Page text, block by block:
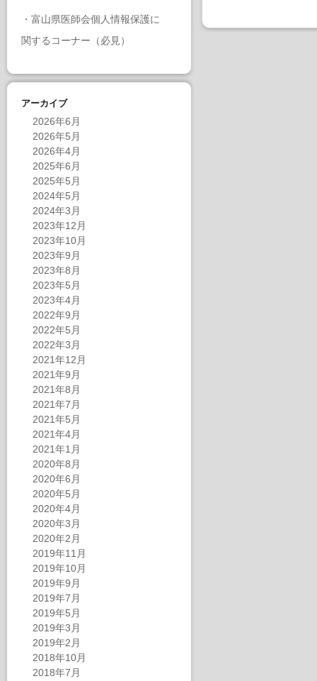
・ 富山県医師会個人情報保護に
関するコーナー（必見）
アーカイブ
2026年6月
2026年5月
2026年4月
2025年6月
2025年5月
2024年5月
2024年3月
2023年12月
2023年10月
2023年9月
2023年8月
2023年5月
2023年4月
2022年9月
2022年5月
2022年3月
2021年12月
2021年9月
2021年8月
2021年7月
2021年5月
2021年4月
2021年1月
2020年8月
2020年6月
2020年5月
2020年4月
2020年3月
2020年2月
2019年11月
2019年10月
2019年9月
2019年7月
2019年5月
2019年3月
2019年2月
2018年10月
2018年7月